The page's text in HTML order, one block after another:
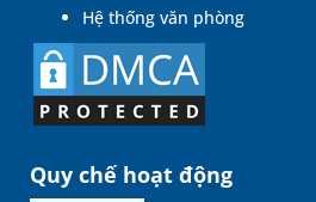
Hệ thống văn phòng
Quy chế hoạt động